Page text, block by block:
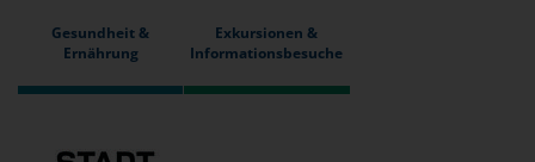
Gesundheit &
Ernährung
Exkursionen &
Informationsbesuche